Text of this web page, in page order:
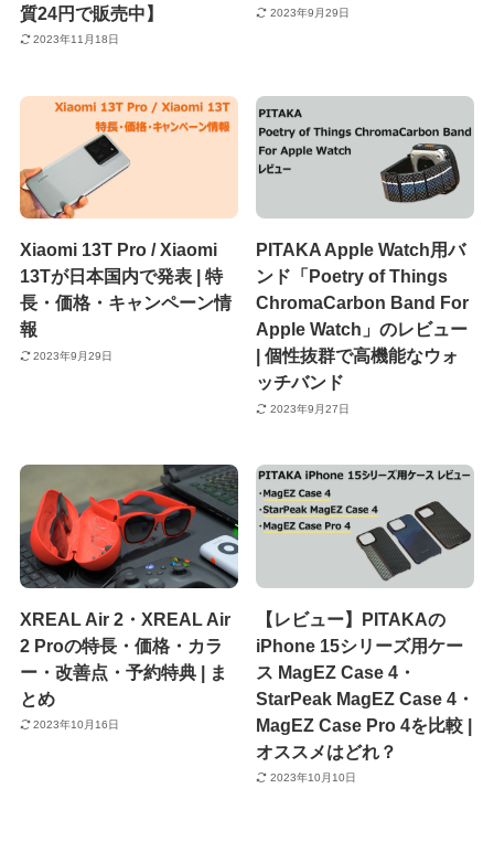
質24円で販売中】
2023年11月18日
2023年9月29日
Xiaomi 13T Pro / Xiaomi
13Tが日本国内で発表 | 特
長・価格・キャンペーン情
報
2023年9月29日
PITAKA Apple Watch用バ
ンド「Poetry of Things
ChromaCarbon Band For
Apple Watch」のレビュー
| 個性抜群で高機能なウォ
ッチバンド
2023年9月27日
XREAL Air 2・XREAL Air
2 Proの特長・価格・カラ
ー・改善点・予約特典 | ま
とめ
2023年10月16日
【レビュー】PITAKAの
iPhone 15シリーズ用ケー
ス MagEZ Case 4・
StarPeak MagEZ Case 4・
MagEZ Case Pro 4を比較 |
オススメはどれ？
2023年10月10日